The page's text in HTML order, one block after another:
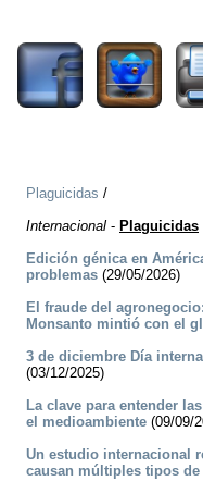
Plaguicidas /
Internacional - Plaguicidas
Edición génica en
problemas (29/05/2026)
El fraude del
Monsanto mintió con el
3 de diciembre Día
(03/12/2025)
La clave para entender
el medioambiente (09/09/
Un estudio internacional
causan múltiples tipos de